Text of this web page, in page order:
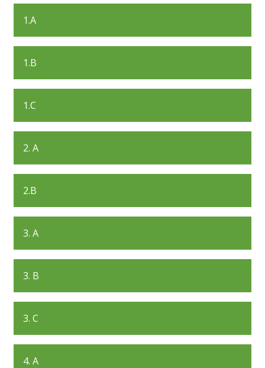
1.A
1.B
1.C
2. A
2.B
3. A
3. B
3. C
4. A